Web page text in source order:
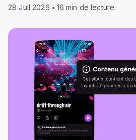
28 Juil 2026 16 min de lecture